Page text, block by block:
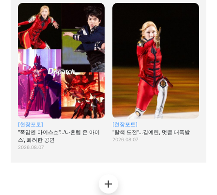
[현장포토]
"폭염엔 아이스쇼"…'나혼렙 온 아이
스', 화려한 공연
2026.08.07
[현장포토]
"탈색 도전"…김예린, 멋쁨 대폭발
2026.08.07